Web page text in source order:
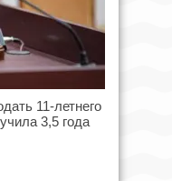
11-летнего
3,5 года